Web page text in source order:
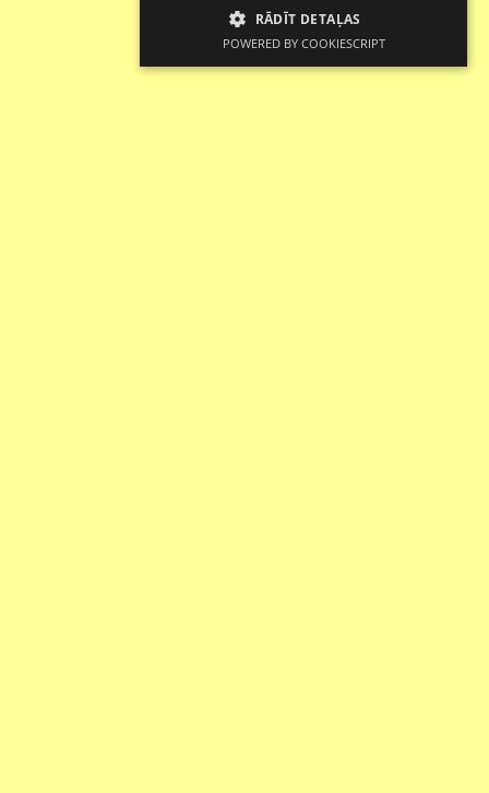
RĀDĪT DETAĻAS
POWERED BY COOKIESCRIPT